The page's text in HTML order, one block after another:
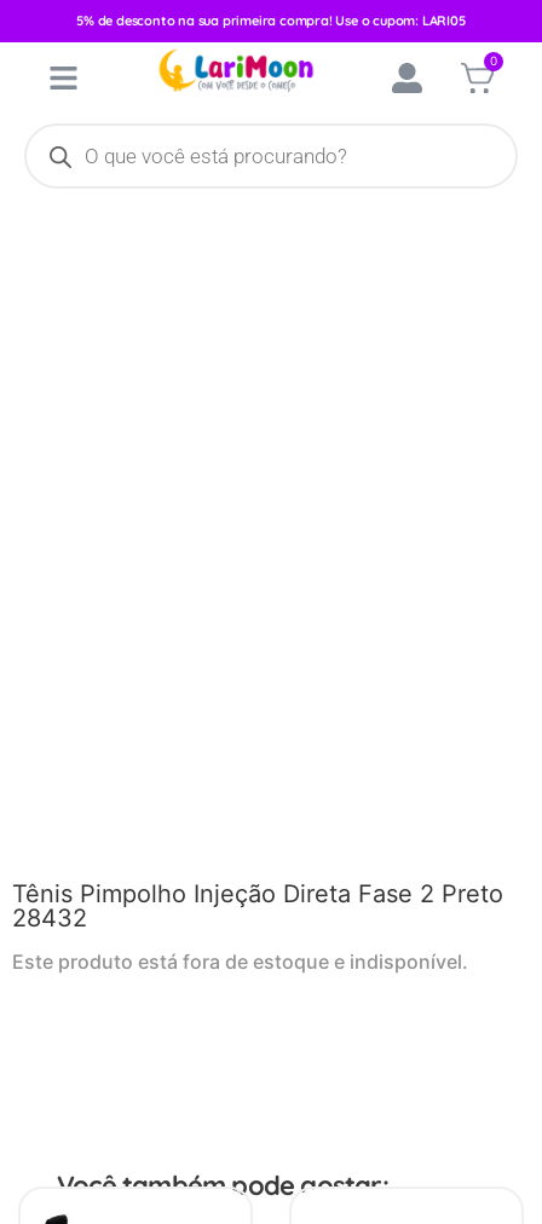
5% de desconto na sua primeira compra! Use o cupom: LARI05
0
Calçados Masculinos
/ Tênis Pimpolho
Injeção Direta Fase 2 Preto 28432
Tênis Pimpolho Injeção Direta Fase 2 Preto
28432
Este produto está fora de estoque e indisponível.
Você também pode gostar: